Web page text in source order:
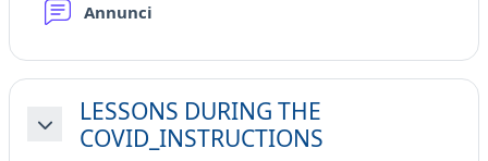
Annunci
Minimizza
LESSONS DURING THE
COVID_INSTRUCTIONS